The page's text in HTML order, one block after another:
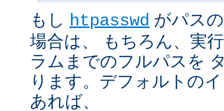
もし htpasswd がパス
場合は、 もちろん、実
ラムまでのフルパスを
ります。デフォルトの
あれば、